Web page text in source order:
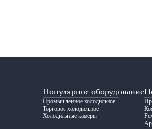
Популярное оборудование
Промышленное холодильное
Торговое холодильное
Холодильные камеры